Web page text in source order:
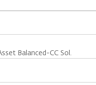
Balanced-CC Sol.